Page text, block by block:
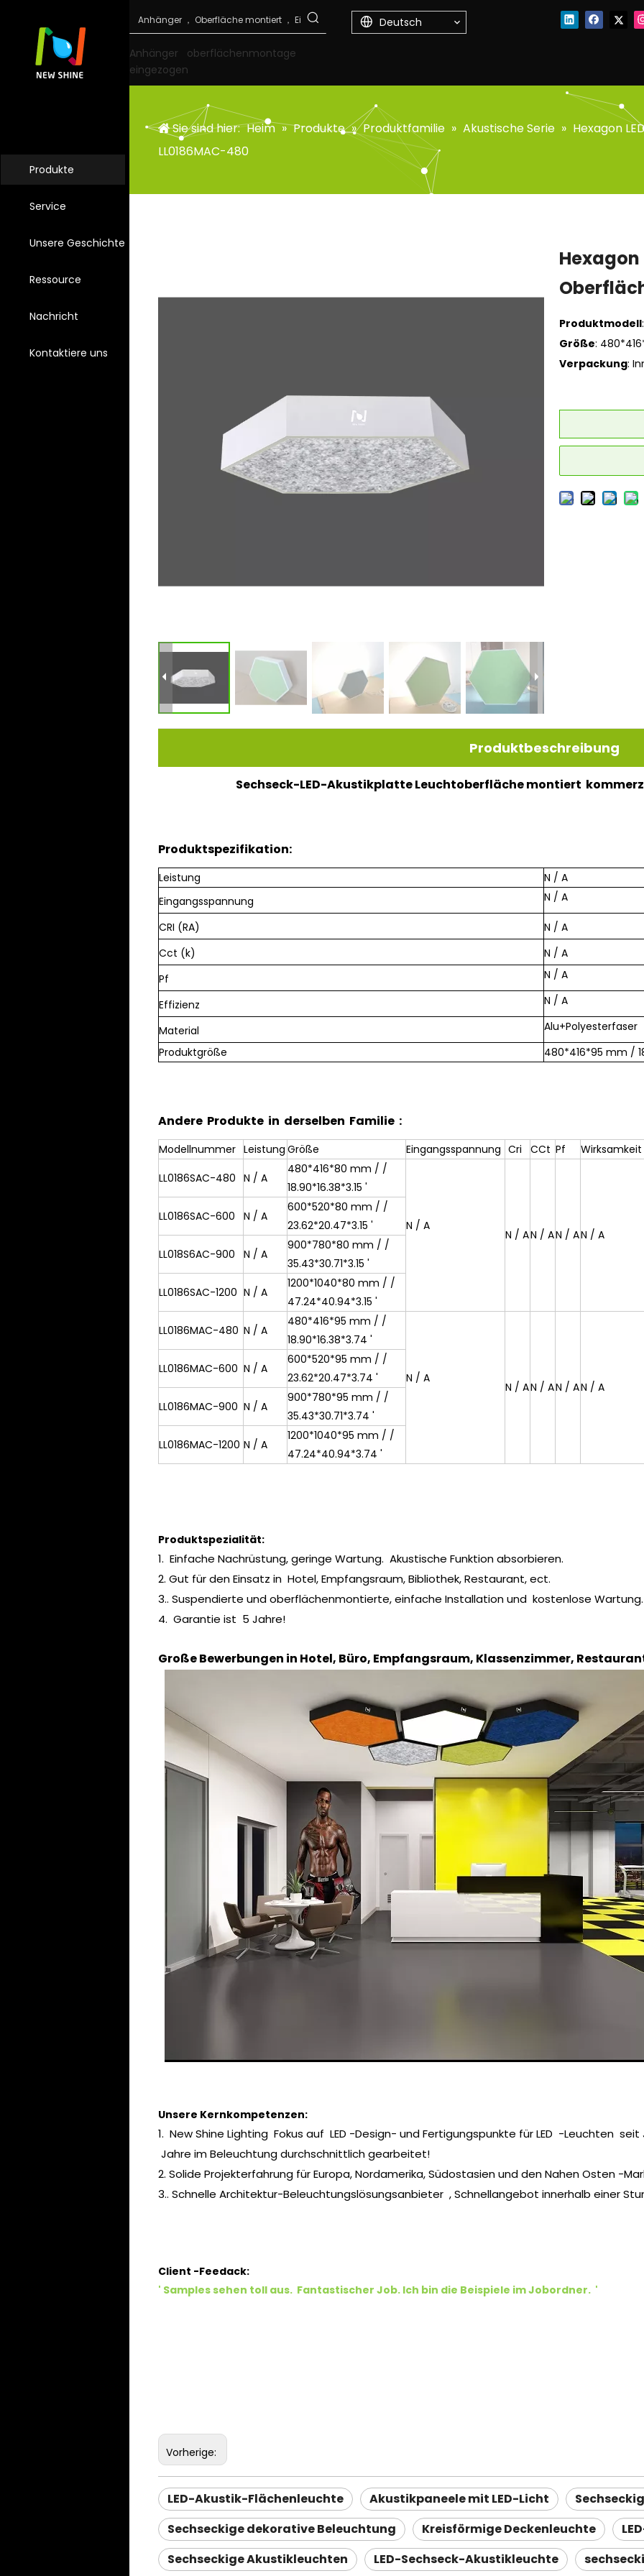
Anhänger
oberflächenmontage
eingezogen
Deutsch
Produkte
Service
Unsere Geschichte
Ressource
Nachricht
Kontaktiere uns
Sie sind hier: Heim » Produkte » Produktfamilie » Akustische Serie » Hexagon
LL0186MAC-480
Hexagon
Produktmodell
Größe:
Verpackung:
Produktbeschreibung
Sechseck-LED-Akustikplatte Leuchtoberfläche montiert
Produktspezifikation:
Leistung
N / A
Eingangsspannung ​
N / A
CRI (RA)
N / A
Cct (k)
N / A
Pf
N / A
Effizienz N / A
Material
Alu+Polyesterfaser
Produktgröße
480*416*95 mm /
Andere Produkte in derselben Familie :
Modellnummer Leistung Größe Eingangsspannung Cri CCt Pf
Wirksamkeit
LL0186SAC-480 N / A
480*416*80 mm / /
18.90*16.38*3.15 '
N / A
N / AN / AN / AN / A
LL0186SAC-600 N / A
600*520*80 mm / /
23.62*20.47*3.15 '
LL018S6AC-900
N / A
900*780*80 mm / /
35.43*30.71*3.15 '
LL0186SAC-1200 N / A
1200*1040*80 mm / /
47.24*40.94*3.15 '
LL0186MAC-480 N / A
480*416*95 mm / /
18.90*16.38*3.74 '
N / A
N / AN / AN / AN / A
LL0186MAC-600 N / A
600*520*95 mm / /
23.62*20.47*3.74 '
LL0186MAC-900 N / A
900*780*95 mm / /
35.43*30.71*3.74 '
LL0186MAC-1200 N / A
1200*1040*95 mm / /
47.24*40.94*3.74 '
Produktspezialität:
1. Einfache Nachrüstung, geringe Wartung. Akustische Funktion absorbieren.
2. Gut für den Einsatz in Hotel, Empfangsraum, Bibliothek, Restaurant, ect.
3.. Suspendierte und oberflächenmontierte, einfache Installation und kostenlose Wartung.
4. Garantie ist 5 Jahre!
Große Bewerbungen in Hotel, Büro, Empfangsraum, Klassenzimmer,
Unsere Kernkompetenzen:
1. New Shine Lighting Fokus auf LED -Design- und Fertigungspunkte für LED -Leuchten
Jahre im Beleuchtung durchschnittlich gearbeitet!
2. Solide Projekterfahrung für Europa, Nordamerika, Südostasien und den Nahen Osten -
3.. Schnelle Architektur-Beleuchtungslösungsanbieter , Schnellangebot innerhalb einer
Client -Feedack:
' Samples sehen toll aus. Fantastischer Job. Ich bin die Beispiele im Jobordner. '
Vorherige:
LED-Akustik-Flächenleuchte Akustikpaneele mit LED-Licht
Sechseckige dekorative Beleuchtung
Kreisförmige Deckenleuchte
Sechseckige Akustikleuchten
LED-Sechseck-Akustikleuchte